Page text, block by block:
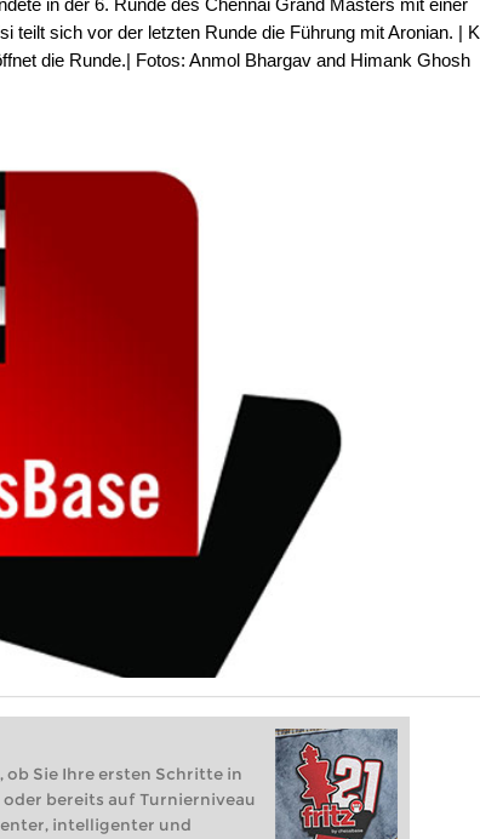
teilt sich vor der letzten Runde die Führung mit Aronian. | K
die Runde.| Fotos: Anmol Bhargav and Himank Ghosh
Sie Ihre ersten Schritte in
bereits auf Turnierniveau
intelligenter und